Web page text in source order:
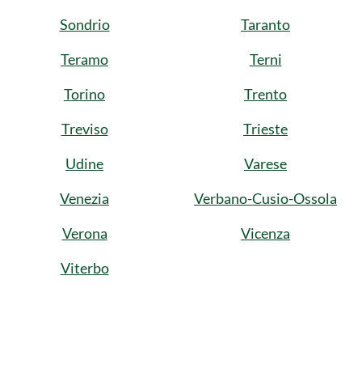
Sondrio
Taranto
Teramo
Terni
Torino
Trento
Treviso
Trieste
Udine
Varese
Venezia
Verbano-Cusio-Ossola
Verona
Vicenza
Viterbo